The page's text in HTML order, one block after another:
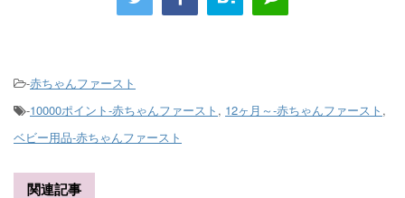
-赤ちゃんファースト
-10000ポイント-赤ちゃんファースト , 12ヶ月～-赤ちゃんファースト ,
ベビー用品-赤ちゃんファースト
関連記事